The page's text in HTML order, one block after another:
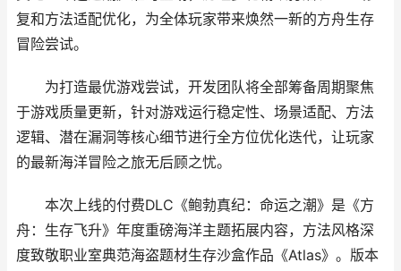
复和方法适配优化，为全体玩家带来焕然一新的方舟生存
冒险尝试。
为打造最优游戏尝试，开发团队将全部筹备周期聚焦
于游戏质量更新，针对游戏运行稳定性、场景适配、方法
逻辑、潜在漏洞等核心细节进行全方位优化迭代，让玩家
的最新海洋冒险之旅无后顾之忧。
本次上线的付费DLC《鲍勃真纪：命运之潮》是《方
舟：生存飞升》年度重磅海洋主题拓展内容，方法风格深
度致敬职业室典范海盗题材生存沙盒作品《Atlas》。版本